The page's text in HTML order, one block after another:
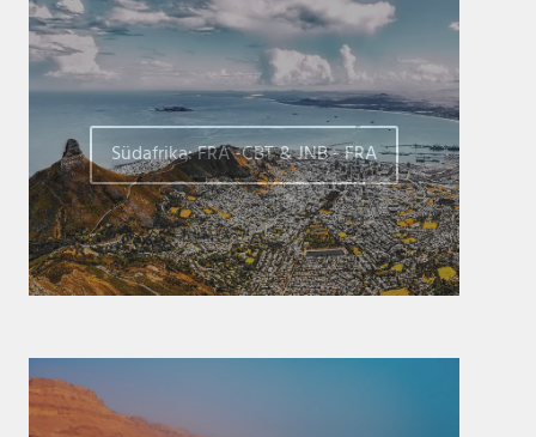
Südafrika: FRA -CBT & JNB - FRA